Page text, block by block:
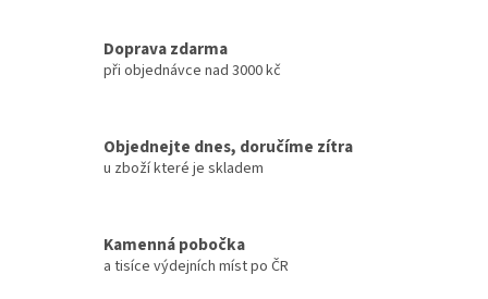
Doprava zdarma
při objednávce nad 3000 kč
Objednejte dnes, doručíme zítra
u zboží které je skladem
Kamenná pobočka
a tisíce výdejních míst po ČR